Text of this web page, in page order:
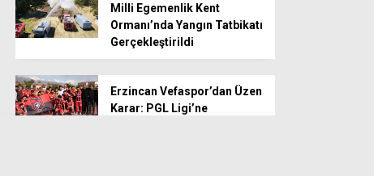
Milli Egemenlik Kent
Ormanı’nda Yangın Tatbikatı
Gerçekleştirildi
Erzincan Vefaspor’dan Üzen
Karar: PGL Ligi’ne